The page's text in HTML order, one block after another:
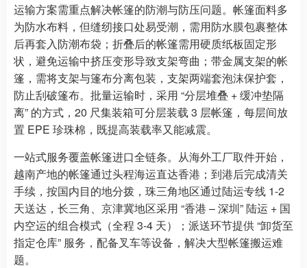
运输方案需重点解决帐篷的防潮与防压问题。帐篷面料多
为防水布料，但缝纫接口处易受潮，需用防水膜包裹整体
后再套入防潮布袋；折叠后的帐篷需用硬质纸板固定形
状，避免运输中挤压变形导致支架弯曲；带金属支架的帐
篷，需将支架与篷布分离包装，支架两端套泡沫保护套，
防止刮破篷布。批量运输时，采用 “分层堆叠 + 缓冲垫隔
离” 的方式，20 尺集装箱可分层装载 3 层帐篷，每层间放
置 EPE 珍珠棉，既提高装载率又能减震。
一站式服务覆盖帐篷进口全链条。从海外工厂取件开始，
越南产地的帐篷通过头程海运直达香港；到港后完成清关
手续，按国内目的地分拨，珠三角地区通过陆运专线 1-2
天送达，长三角、京津冀地区采用 “香港 – 深圳” 陆运 + 国
内空运的组合模式（全程 3-4 天）；派送环节提供 “卸货至
指定仓库” 服务，配备叉车等设备，解决大型帐篷搬运难
题。